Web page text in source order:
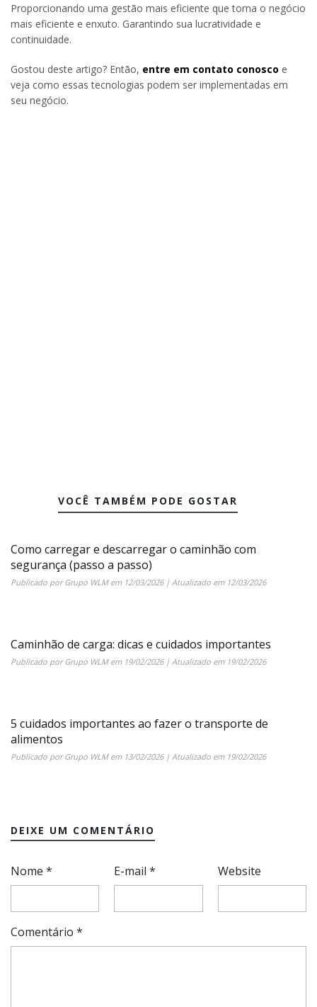
Proporcionando uma gestão mais eficiente que torna o negócio
mais eficiente e enxuto. Garantindo sua lucratividade e
continuidade.
Gostou deste artigo? Então, entre em contato conosco e
veja como essas tecnologias podem ser implementadas em
seu negócio.
VOCÊ TAMBÉM PODE GOSTAR
Como carregar e descarregar o caminhão com
segurança (passo a passo)
Publicado porGrupo WLMem 12/03/2026| Atualizado em 12/03/2026
Caminhão de carga: dicas e cuidados importantes
Publicado porGrupo WLMem 19/02/2026| Atualizado em 19/02/2026
5 cuidados importantes ao fazer o transporte de
alimentos
Publicado porGrupo WLMem 13/02/2026| Atualizado em 19/02/2026
DEIXE UM COMENTÁRIO
Nome * E-mail* Website
Comentário *